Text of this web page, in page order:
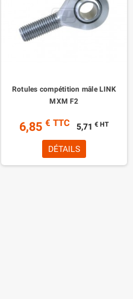
Rotules compétition mâle LINK
MXM F2
6,85 € TTC 5,71 € HT
DÉTAILS